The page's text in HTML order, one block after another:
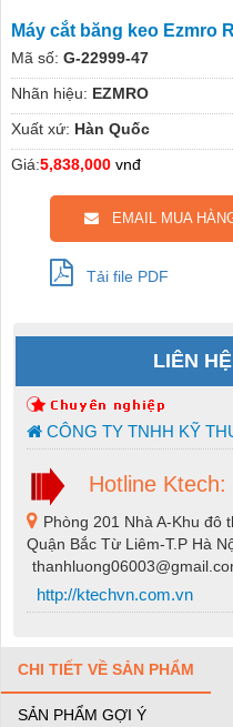
Máy cắt băng keo Ezmro
Mã số: G-22999-47
Nhãn hiệu: EZMRO
Xuất xứ: Hàn Quốc
Giá:5,838,000 vnđ
EMAIL MUA
Tải file PDF
LIÊN
CÔNG TY TNHH KỸ
Hotline
Phòng 201 Nhà A-Khu đô
Quận Bắc Từ Liêm-T.P Hà
http://ktechvn.com.vn
CHI TIẾT VỀ SẢN PHẨM
SẢN PHẨM GỢI Ý